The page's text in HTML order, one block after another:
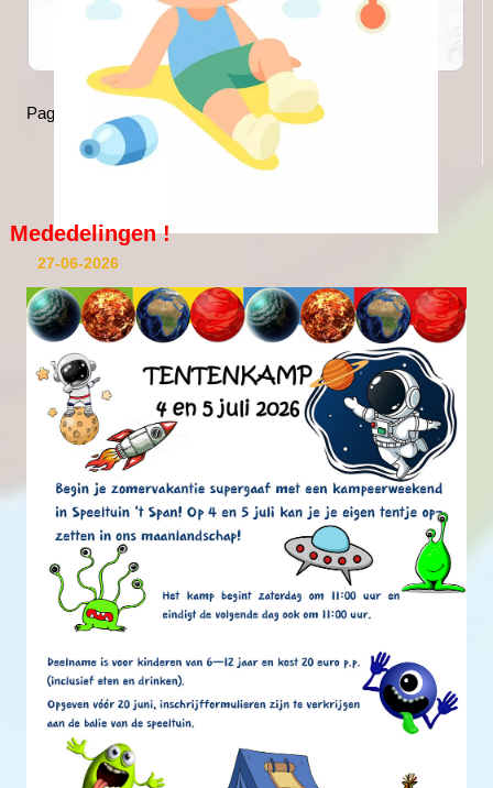
27-06-2026
Pagina 1 van 10 >>
Mededelingen !